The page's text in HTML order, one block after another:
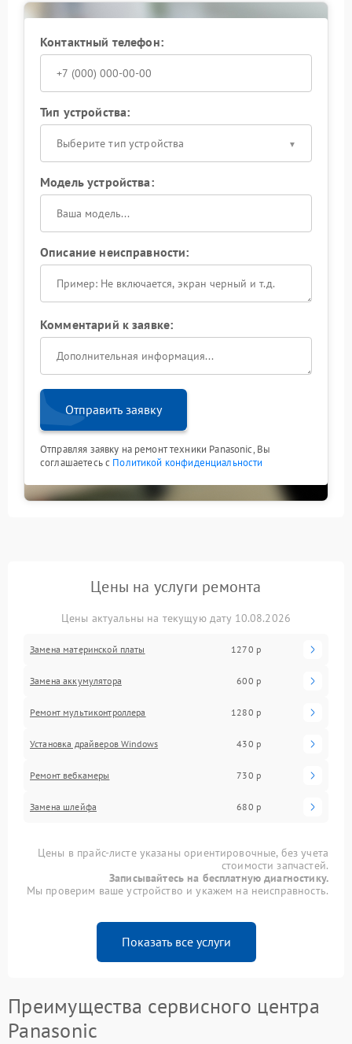
Контактный телефон:
Тип устройства:
Выберите тип устройства
Модель устройства:
Описание неисправности:
Комментарий к заявке:
Отправить заявку
Отправляя заявку на ремонт техники Panasonic, Вы
соглашаетесь с Политикой конфиденциальности
Цены на услуги ремонта
Цены актуальны на текущую дату 10.08.2026
Замена материнской платы 1270 р
Замена аккумулятора 600 р
Ремонт мультиконтроллера 1280 р
Установка драйверов Windows 430 р
Ремонт вебкамеры 730 р
Замена шлейфа 680 р
Цены в прайс-листе указаны ориентировочные, без учета
стоимости запчастей.
Записывайтесь на бесплатную диагностику.
Мы проверим ваше устройство и укажем на неисправность.
Показать все услуги
Преимущества сервисного центра
Panasonic